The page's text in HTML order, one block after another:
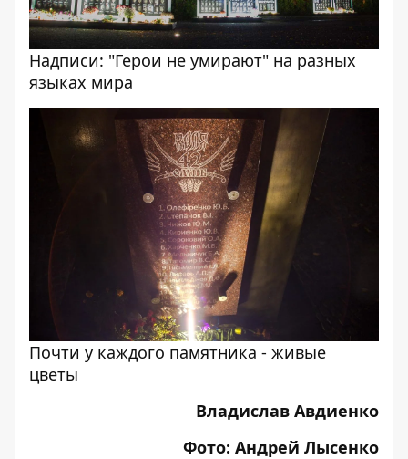
Надписи: "Герои не умирают" на разных
языках мира
Почти у каждого памятника - живые
цветы
Владислав Авдиенко
Фото: Андрей Лысенко